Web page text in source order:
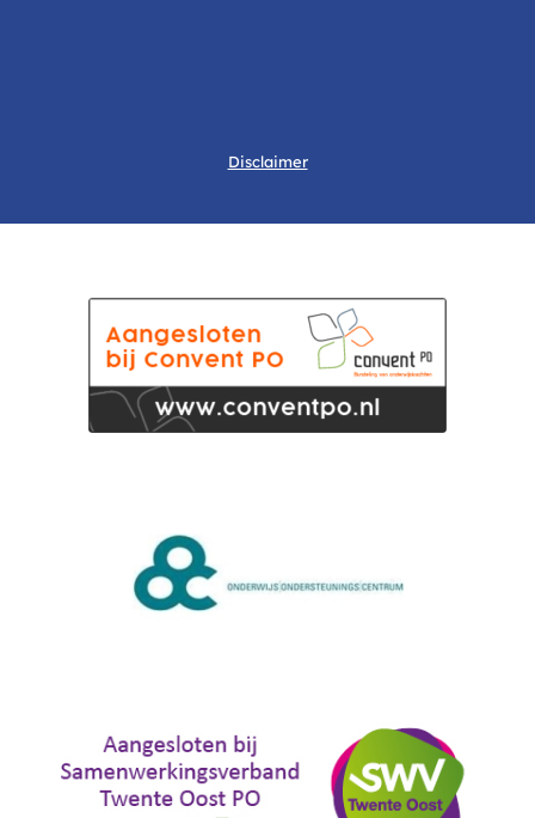
Disclaimer